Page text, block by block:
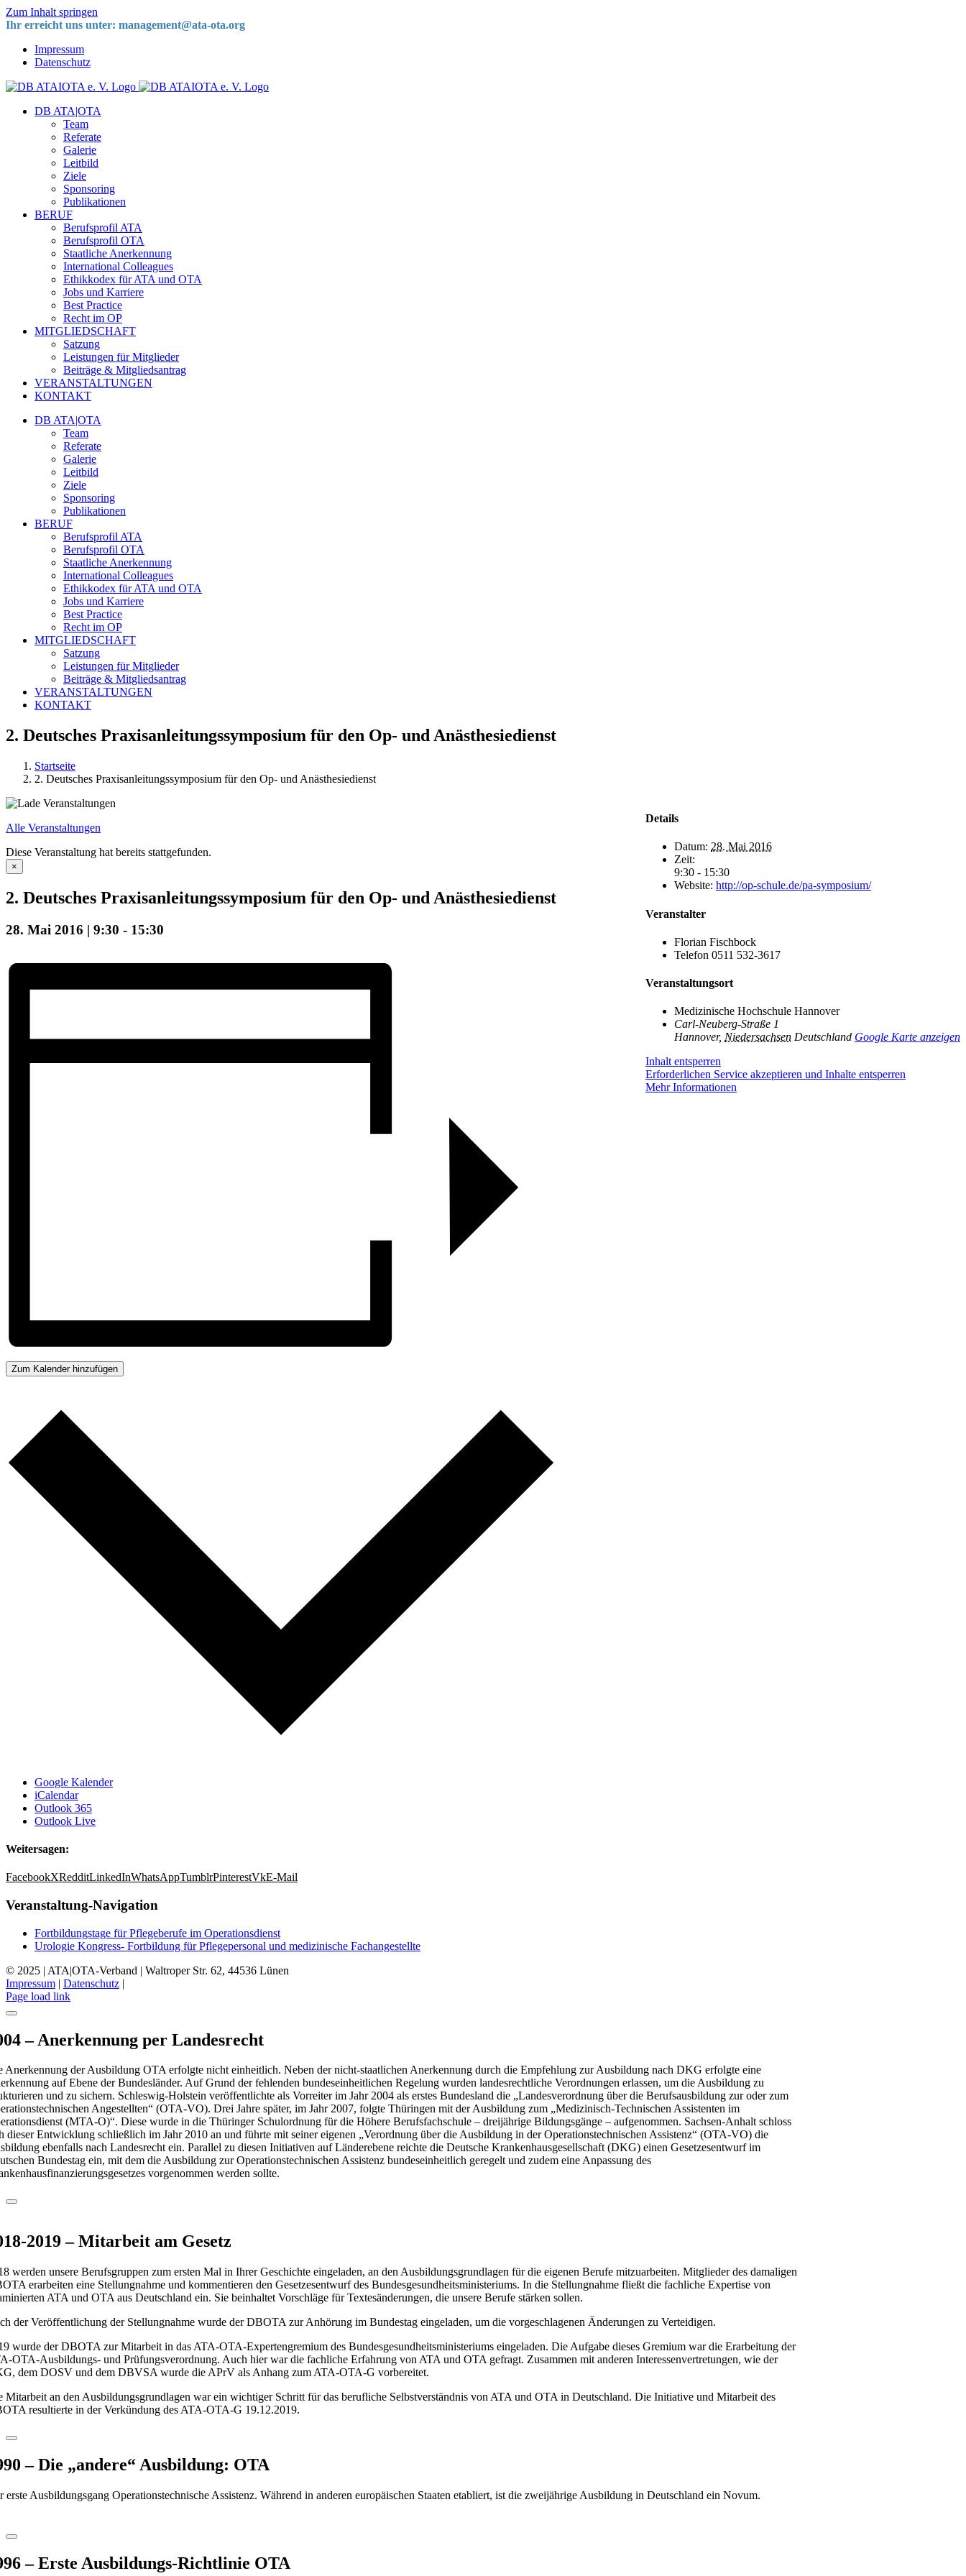
Zum Inhalt springen
Ihr erreicht uns unter: management@ata-ota.org
Impressum
Datenschutz
DB ATA|OTA
Team
Referate
Galerie
Leitbild
Ziele
Sponsoring
Publikationen
BERUF
Berufsprofil ATA
Berufsprofil OTA
Staatliche Anerkennung
International Colleagues
Ethikkodex für ATA und OTA
Jobs und Karriere
Best Practice
Recht im OP
MITGLIEDSCHAFT
Satzung
Leistungen für Mitglieder
Beiträge & Mitgliedsantrag
VERANSTALTUNGEN
KONTAKT
DB ATA|OTA
Team
Referate
Galerie
Leitbild
Ziele
Sponsoring
Publikationen
BERUF
Berufsprofil ATA
Berufsprofil OTA
Staatliche Anerkennung
International Colleagues
Ethikkodex für ATA und OTA
Jobs und Karriere
Best Practice
Recht im OP
MITGLIEDSCHAFT
Satzung
Leistungen für Mitglieder
Beiträge & Mitgliedsantrag
VERANSTALTUNGEN
KONTAKT
2. Deutsches Praxisanleitungssymposium für den Op- und Anästhesiedienst
Startseite
2. Deutsches Praxisanleitungssymposium für den Op- und Anästhesiedienst
Alle Veranstaltungen
Diese Veranstaltung hat bereits stattgefunden.
×
2. Deutsches Praxisanleitungssymposium für den Op- und Anästhesiedienst
28. Mai 2016 | 9:30 - 15:30
Zum Kalender hinzufügen
Google Kalender
iCalendar
Outlook 365
Outlook Live
Weitersagen:
FacebookXRedditLinkedInWhatsAppTumblrPinterestVkE-Mail
Veranstaltung-Navigation
Fortbildungstage für Pflegeberufe im Operationsdienst
Urologie Kongress- Fortbildung für Pflegepersonal und medizinische Fachangestellte
Details
Datum: 28. Mai 2016
Zeit:
9:30 - 15:30
Website: http://op-schule.de/pa-symposium/
Veranstalter
Florian Fischbock
Telefon 0511 532-3617
Veranstaltungsort
Medizinische Hochschule Hannover
Carl-Neuberg-Straße 1
Hannover, Niedersachsen Deutschland Google Karte anzeigen
Inhalt entsperren
Erforderlichen Service akzeptieren und Inhalte entsperren
Mehr Informationen
© 2025 | ATA|OTA-Verband | Waltroper Str. 62, 44536 Lünen
Impressum | Datenschutz |
Page load link
– Anerkennung per Landesrecht
Anerkennung der Ausbildung OTA erfolgte nicht einheitlich. Neben der nicht-staatlichen Anerkennung durch die Empfehlung zur Ausbildung nach DKG erfolgte eine
auf Ebene der Bundesländer. Auf Grund der fehlenden bundeseinheitlichen Regelung wurden landesrechtliche Verordnungen erlassen, um die Ausbildung zu
und zu sichern. Schleswig-Holstein veröffentlichte als Vorreiter im Jahr 2004 als erstes Bundesland die „Landesverordnung über die Berufsausbildung zur oder zum
Angestellten“ (OTA-VO). Drei Jahre später, im Jahr 2007, folgte Thüringen mit der Ausbildung zum „Medizinisch-Technischen Assistenten im
(MTA-O)“. Diese wurde in die Thüringer Schulordnung für die Höhere Berufsfachschule – dreijährige Bildungsgänge – aufgenommen. Sachsen-Anhalt schloss
dieser Entwicklung schließlich im Jahr 2010 an und führte mit seiner eigenen „Verordnung über die Ausbildung in der Operationstechnischen Assistenz“ (OTA-VO) die
ebenfalls nach Landesrecht ein. Parallel zu diesen Initiativen auf Länderebene reichte die Deutsche Krankenhausgesellschaft (DKG) einen Gesetzesentwurf im
Bundestag ein, mit dem die Ausbildung zur Operationstechnischen Assistenz bundeseinheitlich geregelt und zudem eine Anpassung des
vorgenommen werden sollte.
2019 – Mitarbeit am Gesetz
werden unsere Berufsgruppen zum ersten Mal in Ihrer Geschichte eingeladen, an den Ausbildungsgrundlagen für die eigenen Berufe mitzuarbeiten. Mitglieder des damaligen
erarbeiten eine Stellungnahme und kommentieren den Gesetzesentwurf des Bundesgesundheitsministeriums. In die Stellungnahme fließt die fachliche Expertise von
ATA und OTA aus Deutschland ein. Sie beinhaltet Vorschläge für Textesänderungen, die unsere Berufe stärken sollen.
der Veröffentlichung der Stellungnahme wurde der DBOTA zur Anhörung im Bundestag eingeladen, um die vorgeschlagenen Änderungen zu Verteidigen.
wurde der DBOTA zur Mitarbeit in das ATA-OTA-Expertengremium des Bundesgesundheitsministeriums eingeladen. Die Aufgabe dieses Gremium war die Erarbeitung der
OTA-Ausbildungs- und Prüfungsverordnung. Auch hier war die fachliche Erfahrung von ATA und OTA gefragt. Zusammen mit anderen Interessenvertretungen, wie der
dem DOSV und dem DBVSA wurde die APrV als Anhang zum ATA-OTA-G vorbereitet.
Mitarbeit an den Ausbildungsgrundlagen war ein wichtiger Schritt für das berufliche Selbstverständnis von ATA und OTA in Deutschland. Die Initiative und Mitarbeit des
resultierte in der Verkündung des ATA-OTA-G 19.12.2019.
– Die „andere“ Ausbildung: OTA
erste Ausbildungsgang Operationstechnische Assistenz. Während in anderen europäischen Staaten etabliert, ist die zweijährige Ausbildung in Deutschland ein Novum.
– Erste Ausbildungs-Richtlinie OTA